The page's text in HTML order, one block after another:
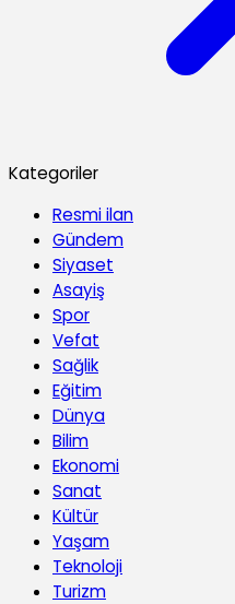
Kategoriler
Resmi ilan
Gündem
Siyaset
Asayiş
Spor
Vefat
Sağlik
Eğitim
Dünya
Bilim
Ekonomi
Sanat
Kültür
Yaşam
Teknoloji
Turizm